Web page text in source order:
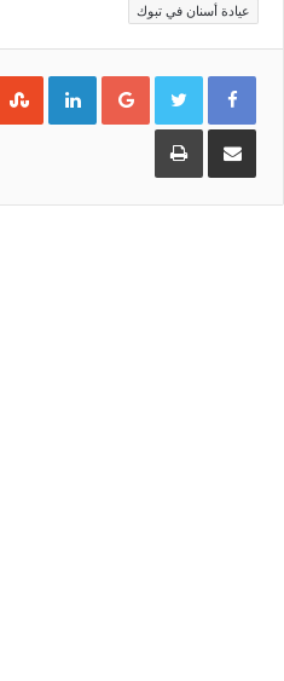
عيادة أسنان في تبوك
Google+
مشاركة
البريد
طباعة